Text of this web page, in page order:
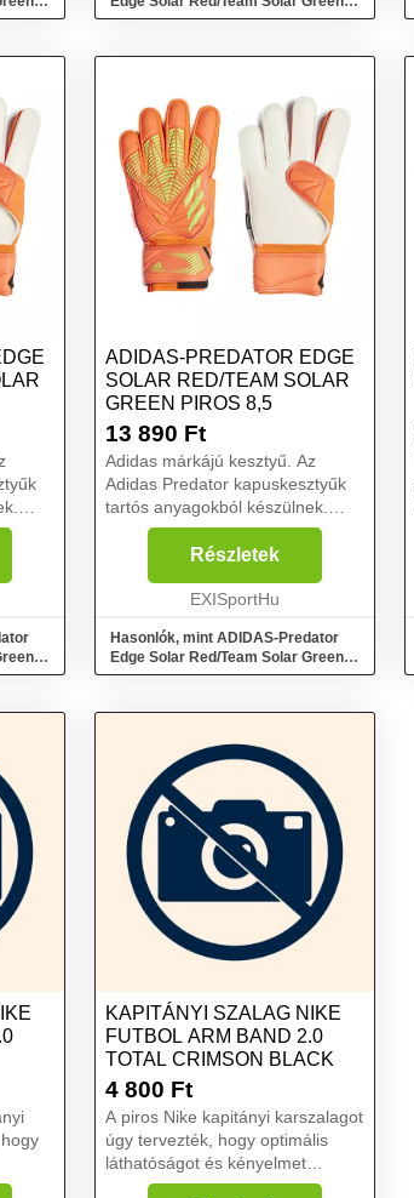
Piros 10,5
ADIDAS-PREDATOR EDGE
SOLAR RED/TEAM SOLAR
GREEN PIROS 8,5
13 890 Ft
Adidas márkájú kesztyű. Az
Adidas Predator kapuskesztyűk
tartós anyagokból készülnek.
Fingersave ujjerősítés jellemzi
őket. Tartós Soft Grip Pro gumi
tenyérrel is rendelkeznek.
Tökéletes fogást és kén...
Részletek
EXISportHu
Hasonlók, mint ADIDAS-Predator
Edge Solar Red/Team Solar Green
Piros 8,5
KAPITÁNYI SZALAG NIKE
FUTBOL ARM BAND 2.0
TOTAL CRIMSON BLACK
4 800 Ft
A piros Nike kapitányi karszalagot
úgy tervezték, hogy optimális
láthatóságot és kényelmet
biztosítson a sportcsapatok